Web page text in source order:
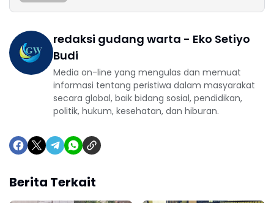
redaksi gudang warta - Eko Setiyo
Budi
Media on-line yang mengulas dan memuat
informasi tentang peristiwa dalam masyarakat
secara global, baik bidang sosial, pendidikan,
politik, hukum, kesehatan, dan hiburan.
Berita Terkait